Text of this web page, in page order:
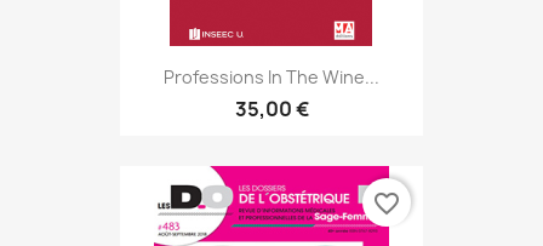
Professions In The Wine...
35,00 €
favorite_border